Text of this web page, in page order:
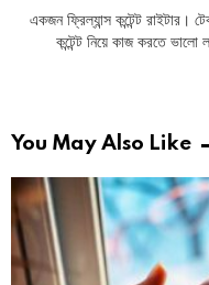
একজন ফ্রিল্যান্স কন্টেন্ট রাইটার।
কন্টেন্ট নিয়ে কাজ করতে ভালো
You May Also Like